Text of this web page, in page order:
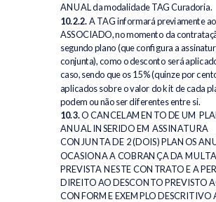
ANUAL da modalidade TAG Curadoria.
10.2.2. A TAG informará previamente ao
ASSOCIADO, no momento da
segundo plano (que configura a
conjunta), como o desconto será
caso, sendo que os 15% (quinze por
aplicados sobre o valor do kit de cada
podem ou não ser diferentes entre si.
10.3.O CANCELAMENTO DE UM
ANUAL INSERIDO EM ASSINATURA
CONJUNTA DE 2 (DOIS) PLANOS
OCASIONA A COBRANÇA DA MULTA
PREVISTA NESTE CONTRATO E A
DIREITO AO DESCONTO PREVISTO
CONFORME EXEMPLO DESCRITIVO